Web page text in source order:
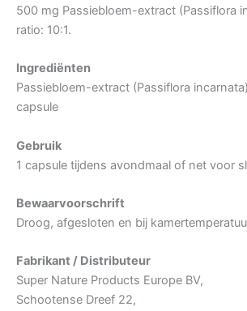
500 mg Passiebloem-extract (Passiflora
ratio: 10:1.
Ingrediënten
Passiebloem-extract (Passiflora
capsule
Gebruik
1 capsule tijdens avondmaal of net voor
Bewaarvoorschrift
Droog, afgesloten en bij
Fabrikant / Distributeur
Super Nature Products Europe BV,
Schootense Dreef 22,